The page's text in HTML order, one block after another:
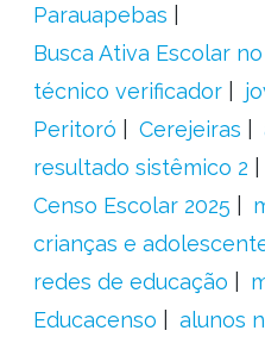
Parauapebas
Busca Ativa Escolar
técnico verificador
Peritoró
Cerejeiras
resultado sistêmico 2
Censo Escolar 2025
crianças e
redes de educação
Educacenso
alunos